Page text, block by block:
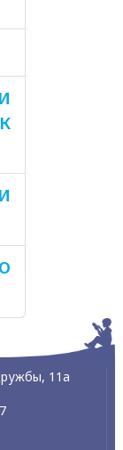
11а